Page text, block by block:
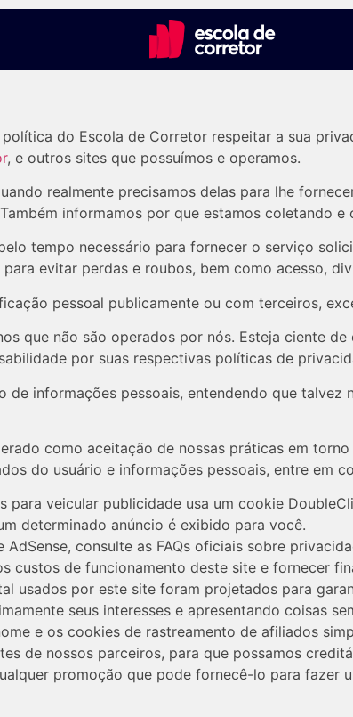
do Escola de Corretor respeitar a sua
, e outros sites que possuímos e operamos.
realmente precisamos delas para lhe
informamos por que estamos coletando e
tempo necessário para fornecer o serviço
evitar perdas e roubos, bem como acesso,
pessoal publicamente ou com terceiros,
que não são operados por nós. Esteja ciente
por suas respectivas políticas de
de informações pessoais, entendendo que talvez
como aceitação de nossas práticas em
do usuário e informações pessoais, entre em
para veicular publicidade usa um cookie
determinado anúncio é exibido para você.
consulte as FAQs oficiais sobre
custos de funcionamento deste site e fornecer
usados ​​por este site foram projetados para
seus interesses e apresentando coisas
e os cookies de rastreamento de afiliados
de nossos parceiros, para que possamos
promoção que pode fornecê-lo para fazer